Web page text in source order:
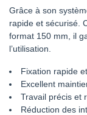
Grâce à son
rapide et sécurisé.
format 150 mm, il
l’utilisation.
Fixation rapide
Excellent
Travail précis et
Réduction des